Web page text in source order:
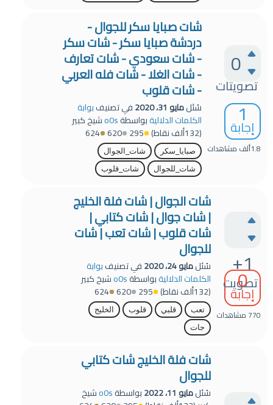
0
تصويتات
1
إجابة
1.8ألف مشاهدات
شات صبايا سكر للجوال -
دردشة صبايا سكر - شات سكر
- شات سعودي - شات تعارف
- شات الغلا - شات فله العربي
- شات قلوب
سُئلمايو 31، 2020 في تصنيفبوابة
الكلمات الدلاليةبواسطةo0sشيخ كبير
(132ألف نقاط) 295
620
624
صبايا_سكر
شات_الجوال
شات_للجوال
شات_قلوب
+1
تصويت
0
إجابة
770 مشاهدات
شات الجوال | شات فلة الخليج
| شات جوال | شات كتابي |
شات قلوب | شات تعب | شات
للجوال
سُئلمايو 24، 2020 في تصنيفبوابة
الكلمات الدلاليةبواسطةo0sشيخ كبير
(132ألف نقاط) 295
620
624
تعب قلبي قلوب
الخليج
جات
شات فلة الخليج شات كتابي
للجوال
سُئلمايو 11، 2022 بواسطةo0sشيخ